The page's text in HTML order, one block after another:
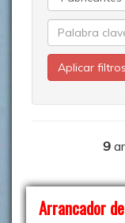
9
Arrancador